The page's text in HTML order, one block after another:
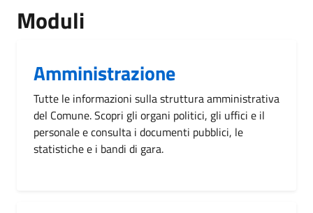
Moduli
Amministrazione
Tutte le informazioni sulla struttura amministrativa
del Comune. Scopri gli organi politici, gli uffici e il
personale e consulta i documenti pubblici, le
statistiche e i bandi di gara.